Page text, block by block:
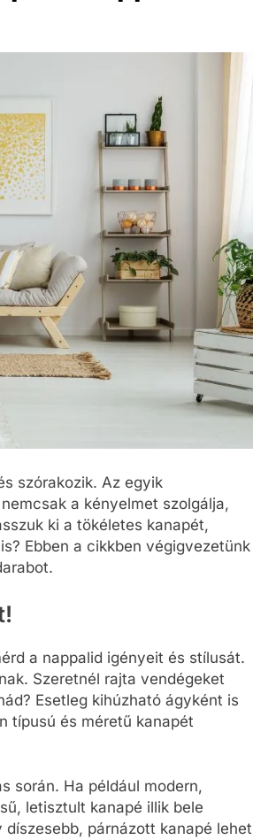
szórakozik. Az egyik
a kényelmet szolgálja,
ki a tökéletes kanapét,
Ebben a cikkben végigvezetünk
a nappalid igényeit és stílusát.
Szeretnél rajta vendégeket
Esetleg kihúzható ágyként is
típusú és méretű kanapét
során. Ha például modern,
letisztult kanapé illik bele
párnázott kanapé lehet